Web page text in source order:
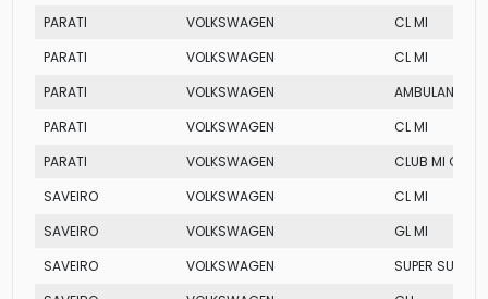
PARATI
VOLKSWAGEN
CL MI
PARATI
VOLKSWAGEN
CL MI
PARATI
VOLKSWAGEN
AMBULANCIA
PARATI
VOLKSWAGEN
CL MI
PARATI
VOLKSWAGEN
CLUB MI G3
SAVEIRO
VOLKSWAGEN
CL MI
SAVEIRO
VOLKSWAGEN
GL MI
SAVEIRO
VOLKSWAGEN
SUPER SURF